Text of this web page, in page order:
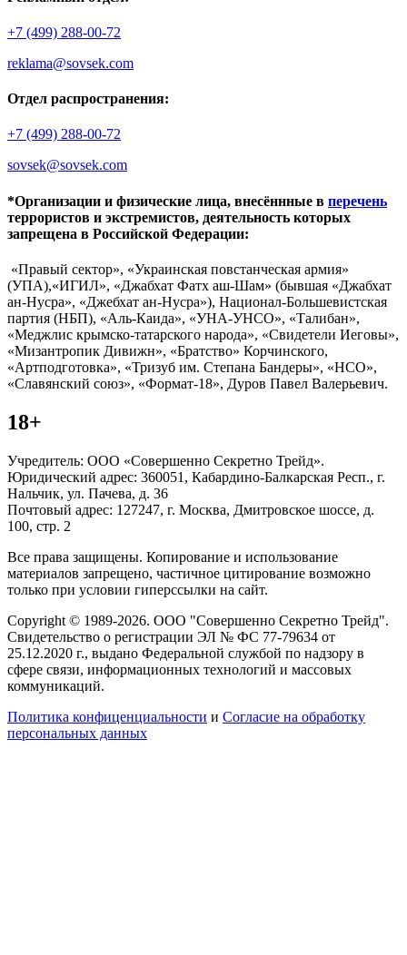
+7 (499) 288-00-72
reklama@sovsek.com
Отдел распространения:
+7 (499) 288-00-72
sovsek@sovsek.com
*Организации и физические лица, внесённные в перечень
террористов и экстремистов, деятельность которых
запрещена в Российской Федерации:
«Правый сектор», «Украинская повстанческая армия»
(УПА),«ИГИЛ», «Джабхат Фатх аш-Шам» (бывшая «Джабхат
ан-Нусра», «Джебхат ан-Нусра»), Национал-Большевистская
партия (НБП), «Аль-Каида», «УНА-УНСО», «Талибан»,
«Меджлис крымско-татарского народа», «Свидетели Иеговы»,
«Мизантропик Дивижн», «Братство» Корчинского,
«Артподготовка», «Тризуб им. Степана Бандеры», «НСО»,
«Славянский союз», «Формат-18», Дуров Павел Валерьевич.
18+
Учредитель: ООО «Совершенно Секретно Трейд».
Юридический адрес: 360051, Кабардино-Балкарская Респ., г.
Нальчик, ул. Пачева, д. 36
Почтовый адрес: 127247, г. Москва, Дмитровское шоссе, д.
100, стр. 2
Все права защищены. Копирование и использование
материалов запрещено, частичное цитирование возможно
только при условии гиперссылки на сайт.
Copyright © 1989-2026. ООО "Совершенно Секретно Трейд".
Свидетельство о регистрации ЭЛ № ФС 77-79634 от
25.12.2020 г., выдано Федеральной службой по надзору в
сфере связи, информационных технологий и массовых
коммуникаций.
Политика конфиценциальности и Согласие на обработку
персональных данных